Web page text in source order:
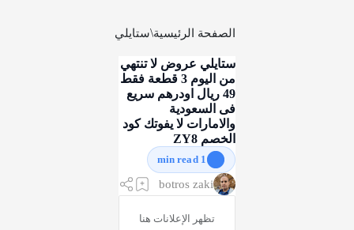
الصفحة الرئيسية ستايلي
ستايلي عروض لا تنتهي
من اليوم 3 قطعة فقط
49 ريال اودرهم سريع
فى السعودية
والامارات لا يفوتك كود
الخصم ZY8
1 min read